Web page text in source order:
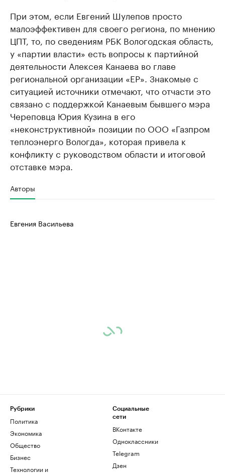
При этом, если Евгений Шулепов просто
малоэффективен для своего региона, по мнению
ЦПТ, то, по сведениям РБК Вологодская область,
у «партии власти» есть вопросы к партийной
деятельности Алексея Канаева во главе
региональной организации «ЕР». Знакомые с
ситуацией источники отмечают, что отчасти это
связано с поддержкой Канаевым бывшего мэра
Череповца Юрия Кузина в его
«неконструктивной» позиции по ООО «Газпром
теплоэнерго Вологда», которая привела к
конфликту с руководством области и итоговой
отставке мэра.
Авторы
Евгения Васильева
Рубрики
Политика
Экономика
Общество
Бизнес
Технологии и
Социальные
сети
ВКонтакте
Одноклассники
Telegram
Дзен